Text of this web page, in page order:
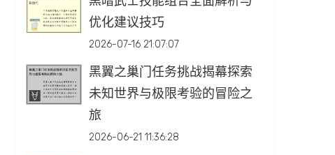
优化建议技巧
2026-07-16 21:07:07
黑翼之巢门任务挑战揭幕探索
未知世界与极限考验的冒险之
旅
2026-06-21 11:36:28